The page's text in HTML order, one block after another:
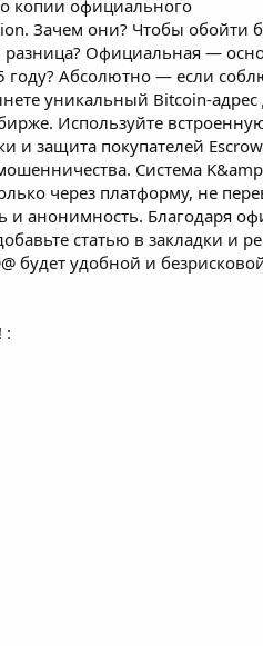
копии официального
Зачем они? Чтобы обойти
разница? Официальная —
году? Абсолютно — если
уникальный Bitcoin-адрес
Используйте
и защита покупателей
Система
через платформу, не
и анонимность. Благодаря
статью в закладки и
будет удобной и
: